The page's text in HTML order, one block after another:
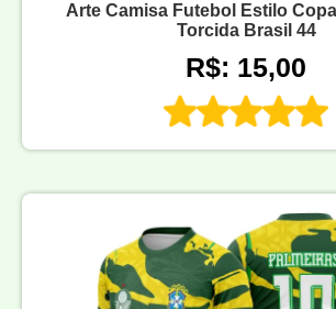
Arte Camisa Futebol Estilo
Torcida Brasil 44
R$: 15,00